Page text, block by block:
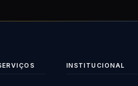
INSTITUCIONAL